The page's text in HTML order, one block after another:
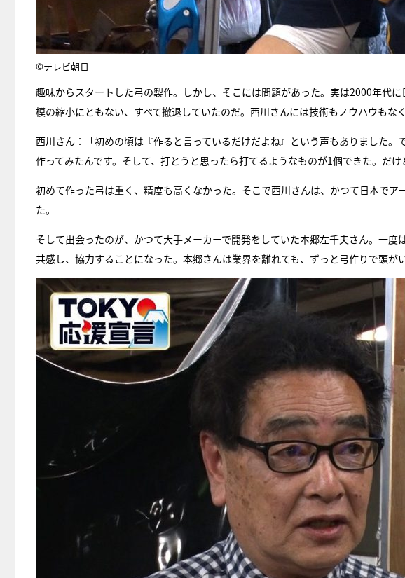
©テレビ朝日
趣味からスタートした弓の製作。しかし、そこには問題があった。実は2000年代
模の縮小にともない、すべて撤退していたのだ。西川さんには技術もノウハウもな
西川さん：「初めの頃は『作ると言っているだけだよね』という声もありました
作ってみたんです。そして、打とうと思ったら打てるようなものが1個できた。だけ
初めて作った弓は重く、精度も高くなかった。そこで西川さんは、かつて日本で
た。
そして出会ったのが、かつて大手メーカーで開発をしていた本郷左千夫さん。一
共感し、協力することになった。本郷さんは業界を離れても、ずっと弓作りで頭が